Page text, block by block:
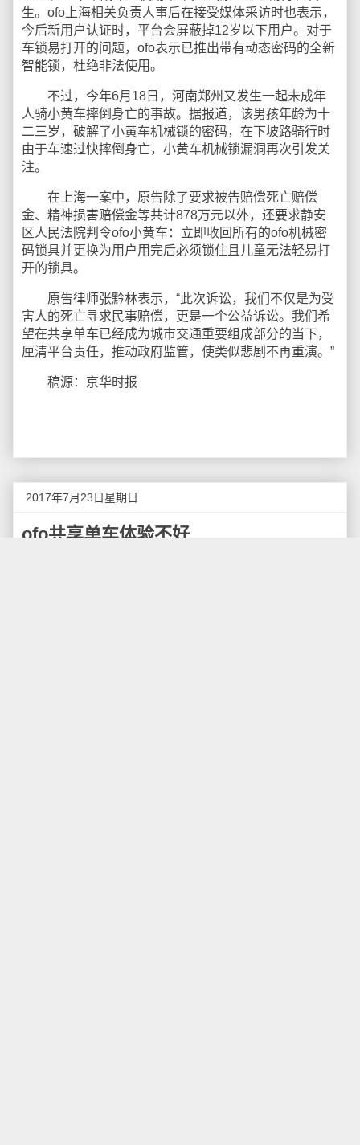
生。ofo上海相关负责人事后在接受媒体采访时也表示，
今后新用户认证时，平台会屏蔽掉12岁以下用户。对于
车锁易打开的问题，ofo表示已推出带有动态密码的全新
智能锁，杜绝非法使用。
不过，今年6月18日，河南郑州又发生一起未成年
人骑小黄车摔倒身亡的事故。据报道，该男孩年龄为十
二三岁，破解了小黄车机械锁的密码，在下坡路骑行时
由于车速过快摔倒身亡，小黄车机械锁漏洞再次引发关
注。
在上海一案中，原告除了要求被告赔偿死亡赔偿
金、精神损害赔偿金等共计878万元以外，还要求静安
区人民法院判令ofo小黄车：立即收回所有的ofo机械密
码锁具并更换为用户用完后必须锁住且儿童无法轻易打
开的锁具。
原告律师张黔林表示，“此次诉讼，我们不仅是为受
害人的死亡寻求民事赔偿，更是一个公益诉讼。我们希
望在共享单车已经成为城市交通重要组成部分的当下，
厘清平台责任，推动政府监管，使类似悲剧不再重演。”
稿源：京华时报
2017年7月23日星期日
ofo共享单车体验不好